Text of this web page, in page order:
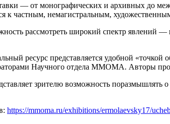
— от монографических и архивных до
к частным, немагистральным,
рассмотреть широкий спектр
ресурс представляется удобной
Научного отдела MMOMA. Авторы
зрителю возможность
https://mmoma.ru/exhibitions/ermolaevsky17/